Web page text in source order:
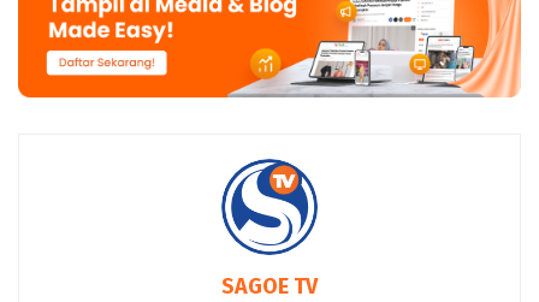
SAGOE TV